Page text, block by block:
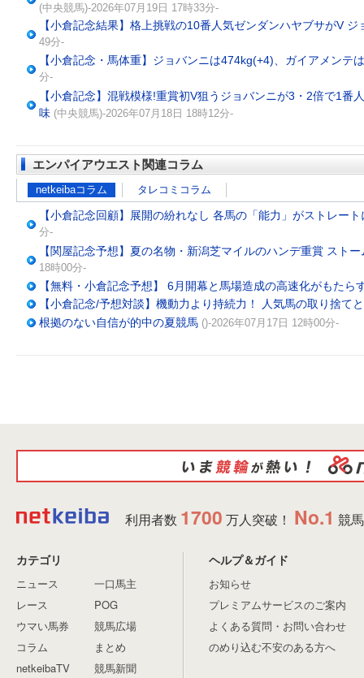
(中央競馬)-2026年07月19日 17時33分-
【小倉記念結果】格上挑戦の10番人気ゼンダンハヤブサがV ジ
49分-
【小倉記念・馬体重】ジョバンニは474kg(+4)、ガイアメンテ
分-
【小倉記念】混戦模様!重賞初V狙うジョバンニが3・2倍で1
味 (中央競馬)-2026年07月18日 18時12分-
エンパイアウエスト関連コラム
netkeibaコラム タレコミコラム
【小倉記念回顧】展開の紛れなし 各馬の「能力」がストレー
分-
【関屋記念予想】夏の名物・新潟芝マイルのハンデ重賞 スト
18時00分-
【無料・小倉記念予想】 6月開幕と馬場造成の高速化がもたら
【小倉記念/予想対談】機動力より持続力！ 人気馬の取り捨て
根拠のない自信が的中の夏競馬 ()-2026年07月17日 12時00分-
利用者数 1700 万人突破！ No.1 競
カテゴリ
ニュース
レース
ウマい馬券
コラム
netkeibaTV
一口馬主
POG
競馬広場
まとめ
競馬新聞
ヘルプ＆ガイド
お知らせ
プレミアムサービスのご案内
よくある質問・お問い合わせ
のめり込む不安のある方へ